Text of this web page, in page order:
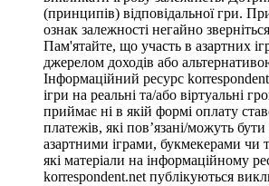
(принципів) відповідальної гри.
ознак залежності негайно
Пам'ятайте, що участь в азартних
джерелом доходів або
Інформаційний ресурс
ігри на реальні та/або віртуальні
приймає ні в якій формі оплату
платежів, які пов’язані/можуть бути
азартними іграми, букмекерами чи
які матеріали на інформаційному
korrespondent.net публікуються